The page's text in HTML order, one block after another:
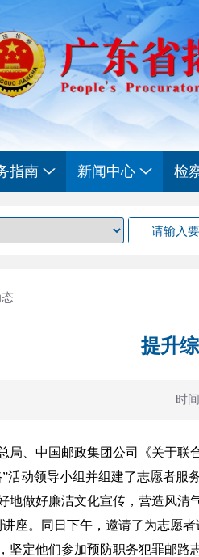
指南 新闻中心 检
提升
时
、中国邮政集团公司《关于联
动领导小组并组建了志愿者服务
做好廉洁文化宣传，营造风清
座。同日下午，邀请了为志愿
坚定他们参加预防职务犯罪邮